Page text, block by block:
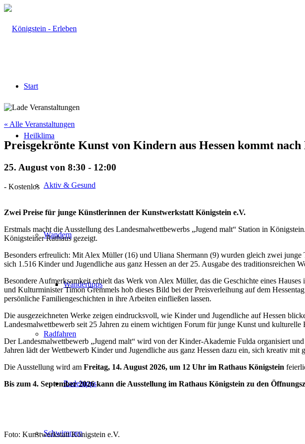
Start
Heilklima
Aktiv & Gesund
Wandern
Wandertipps
Radfahren
Radeltipps
Schwimmen
« Alle Veranstaltungen
Preisgekrönte Kunst von Kindern aus Hessen kommt
25. August von 8:30 - 12:00
- Kostenlos
Zwei Preise für junge Künstlerinnen der Kunstwerkstatt Königstein e.V.
Erstmals macht die Ausstellung des Landesmalwettbewerbs „Jugend malt“ Station in
Königsteiner Rathaus gezeigt.
Besonders erfreulich: Mit Alex Müller (16) und Uliana Shermann (9) wurden gleich zwei
sich 1.516 Kinder und Jugendliche aus ganz Hessen an der 25. Ausgabe des traditionsreichen
Besondere Aufmerksamkeit erhielt das Werk von Alex Müller, das die Geschichte eines
und Kulturminister Timon Gremmels hob dieses Bild bei der Preisverleihung auf dem
persönliche Familiengeschichten in ihre Arbeiten einfließen lassen.
Die ausgezeichneten Werke zeigen eindrucksvoll, wie Kinder und Jugendliche auf Hessen
Landesmalwettbewerb seit 25 Jahren zu einem wichtigen Forum für junge Kunst und kulturelle
Der Landesmalwettbewerb „Jugend malt“ wird von der Kinder-Akademie Fulda organisiert
Jahren lädt der Wettbewerb Kinder und Jugendliche aus ganz Hessen dazu ein, sich kreativ
Die Ausstellung wird am Freitag, 14. August 2026, um 12 Uhr im Rathaus Königstein
Bis zum 4. September 2026 kann die Ausstellung im Rathaus Königstein zu den
Foto: Kunstwerkstatt Königstein e.V.